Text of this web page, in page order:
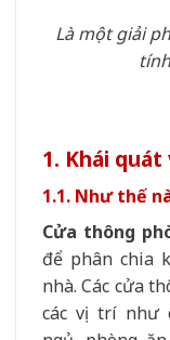
Là một giải
1. Khái
1.1. Như thế
Cửa thông
để phân chia
nhà. Các cửa
các vị trí như